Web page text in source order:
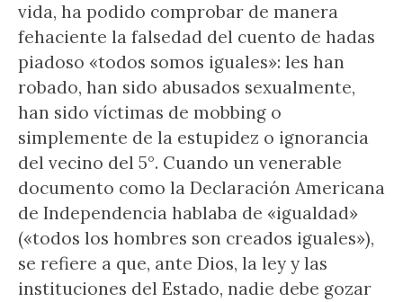
vida, ha podido comprobar de manera
fehaciente la falsedad del cuento de hadas
piadoso «todos somos iguales»: les han
robado, han sido abusados sexualmente,
han sido víctimas de mobbing o
simplemente de la estupidez o ignorancia
del vecino del 5°. Cuando un venerable
documento como la Declaración Americana
de Independencia hablaba de «igualdad»
(«todos los hombres son creados iguales»),
se refiere a que, ante Dios, la ley y las
instituciones del Estado, nadie debe gozar